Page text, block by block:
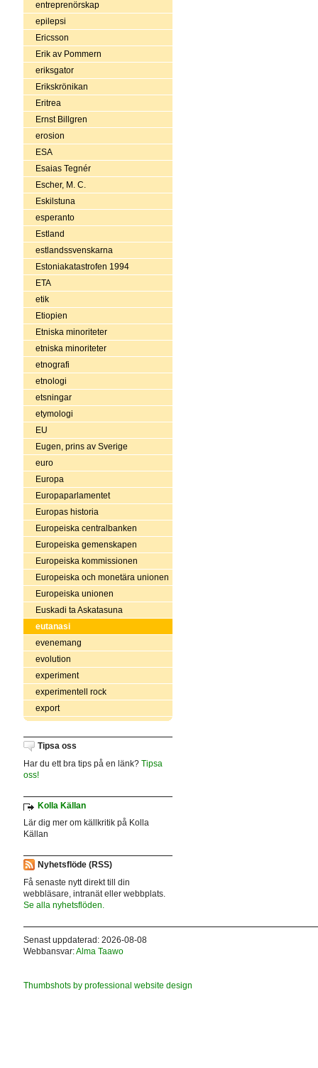
entreprenörskap
epilepsi
Ericsson
Erik av Pommern
eriksgator
Erikskrönikan
Eritrea
Ernst Billgren
erosion
ESA
Esaias Tegnér
Escher, M. C.
Eskilstuna
esperanto
Estland
estlandssvenskarna
Estoniakatastrofen 1994
ETA
etik
Etiopien
Etniska minoriteter
etniska minoriteter
etnografi
etnologi
etsningar
etymologi
EU
Eugen, prins av Sverige
euro
Europa
Europaparlamentet
Europas historia
Europeiska centralbanken
Europeiska gemenskapen
Europeiska kommissionen
Europeiska och monetära unionen
Europeiska unionen
Euskadi ta Askatasuna
eutanasi
evenemang
evolution
experiment
experimentell rock
export
Tipsa oss
Har du ett bra tips på en länk? Tipsa
oss!
Kolla Källan
Lär dig mer om källkritik på Kolla
Källan
Nyhetsflöde (RSS)
Få senaste nytt direkt till din
webbläsare, intranät eller webbplats.
Se alla nyhetsflöden.
Senast uppdaterad: 2026-08-08
Webbansvar:Alma Taawo
Thumbshots by professional website design